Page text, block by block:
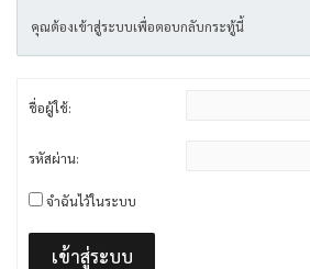
คุณต้องเข้าสู่ระบบเพื่อตอบกลับกระทู้นี้
ชื่อผู้ใช้:
รหัสผ่าน:
จำฉันไว้ในระบบ
เข้าสู่ระบบ